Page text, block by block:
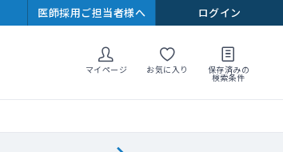
医師採用ご担当者様へ ログイン
マイページ お気に入り 保存済みの
検索条件